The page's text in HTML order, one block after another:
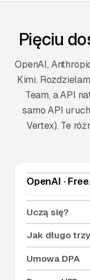
Pięciu
OpenAI,
Kimi.
Team, a API
samo API
Vertex). Te
OpenAI ·